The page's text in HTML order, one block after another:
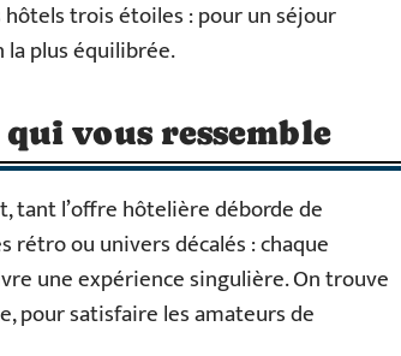
hôtels trois étoiles : pour un séjour
la plus équilibrée.
vous ressemble
tant l’offre hôtelière déborde de
rétro ou univers décalés : chaque
une expérience singulière. On trouve
pour satisfaire les amateurs de